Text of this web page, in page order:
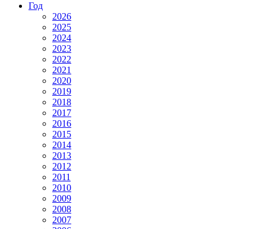
Год
2026
2025
2024
2023
2022
2021
2020
2019
2018
2017
2016
2015
2014
2013
2012
2011
2010
2009
2008
2007